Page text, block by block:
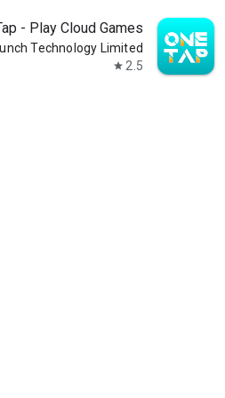
- Play Cloud Games
Technology Limited
2.5
star